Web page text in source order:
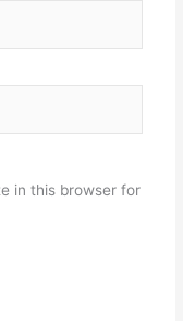
in this browser for